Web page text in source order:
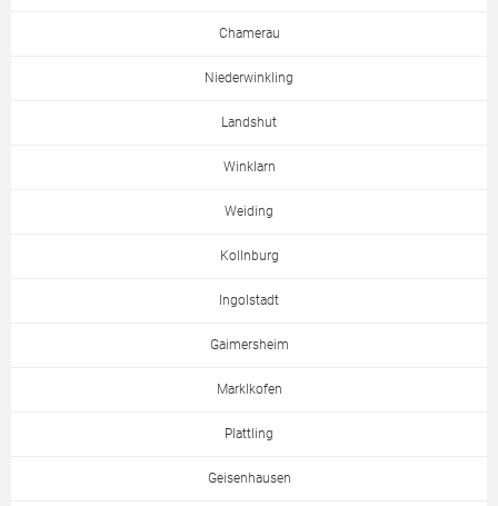
Chamerau
Niederwinkling
Landshut
Winklarn
Weiding
Kollnburg
Ingolstadt
Gaimersheim
Marklkofen
Plattling
Geisenhausen